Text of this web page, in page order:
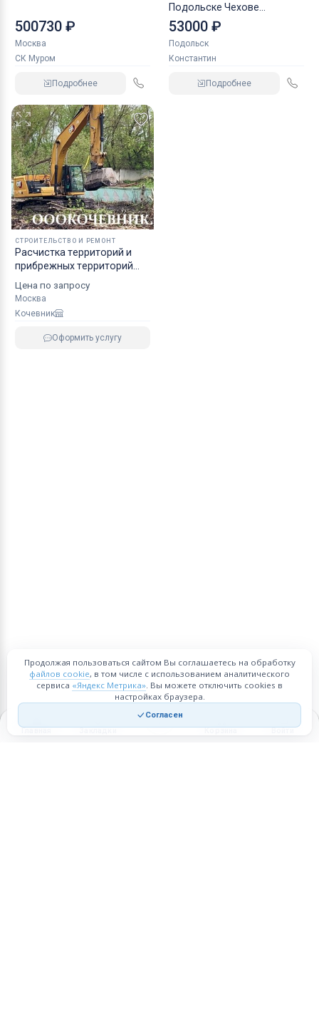
500730 ₽
Москва
СК Муром
Подробнее
Подольске Чехове
Климовске Щербинке в
Подольске
53000 ₽
Подольск
Константин
Подробнее
СТРОИТЕЛЬСТВО И РЕМОНТ
Pacчиcтка тeрpиторий и
прибрeжных тeрритоpий
Цена по запросу
Москва
Кочевник
Оформить услугу
Главная Закладки Корзина Войти
Продолжая пользоваться сайтом Вы соглашаетесь на обработку
файлов cookie, в том числе с использованием аналитического
сервиса «Яндекс Метрика». Вы можете отключить cookies в
настройках браузера.
Согласен